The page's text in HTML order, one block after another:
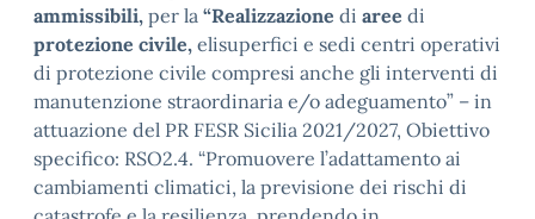
ammissibili, per la “Realizzazione di aree di
protezione civile, elisuperfici e sedi centri operativi
di protezione civile compresi anche gli interventi di
manutenzione straordinaria e/o adeguamento” – in
attuazione del PR FESR Sicilia 2021/2027, Obiettivo
specifico: RSO2.4. “Promuovere l’adattamento ai
cambiamenti climatici, la previsione dei rischi di